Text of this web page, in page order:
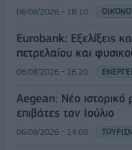
06/08/2026 - 18:10
Eurobank: Εξελίξεις
πετρελαίου και
06/08/2026 - 16:20
Aegean: Νέο
επιβάτες τον Ιούλιο
06/08/2026 - 14:00